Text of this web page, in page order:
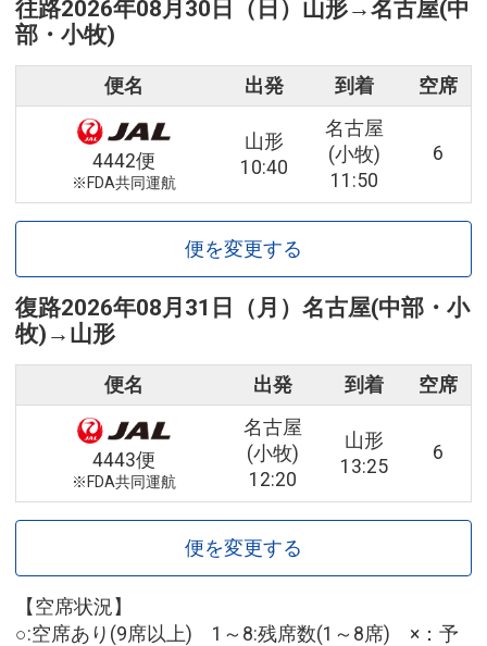
往路2026年08月30日（日） 山形→名古屋(中
部・小牧)
便名 出発 到着 空席
4442便
※FDA共同運航
山形
10:40
名古屋
(小牧)
11:50
6
便を変更する
復路2026年08月31日（月） 名古屋(中部・小
牧) → 山形
便名 出発 到着 空席
4443便
※FDA共同運航
名古屋
(小牧)
12:20
山形
13:25
6
便を変更する
【空席状況】
○:空席あり(9席以上) 1～8:残席数(1～8席) ×：予